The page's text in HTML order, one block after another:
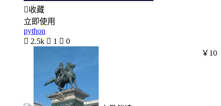
收藏
立即使用
python
 2.5k  1  0
￥10